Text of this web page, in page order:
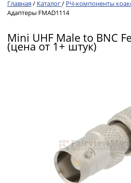
Главная / Каталог/ РЧ-компоненты
Адаптеры FMAD1114
Mini UHF Male to BNC
(цена от 1+ штук)